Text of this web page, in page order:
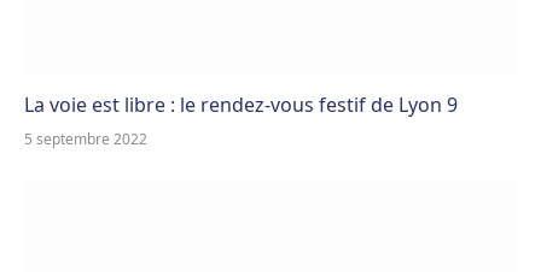
La voie est libre : le rendez-vous festif de Lyon 9
5 septembre 2022